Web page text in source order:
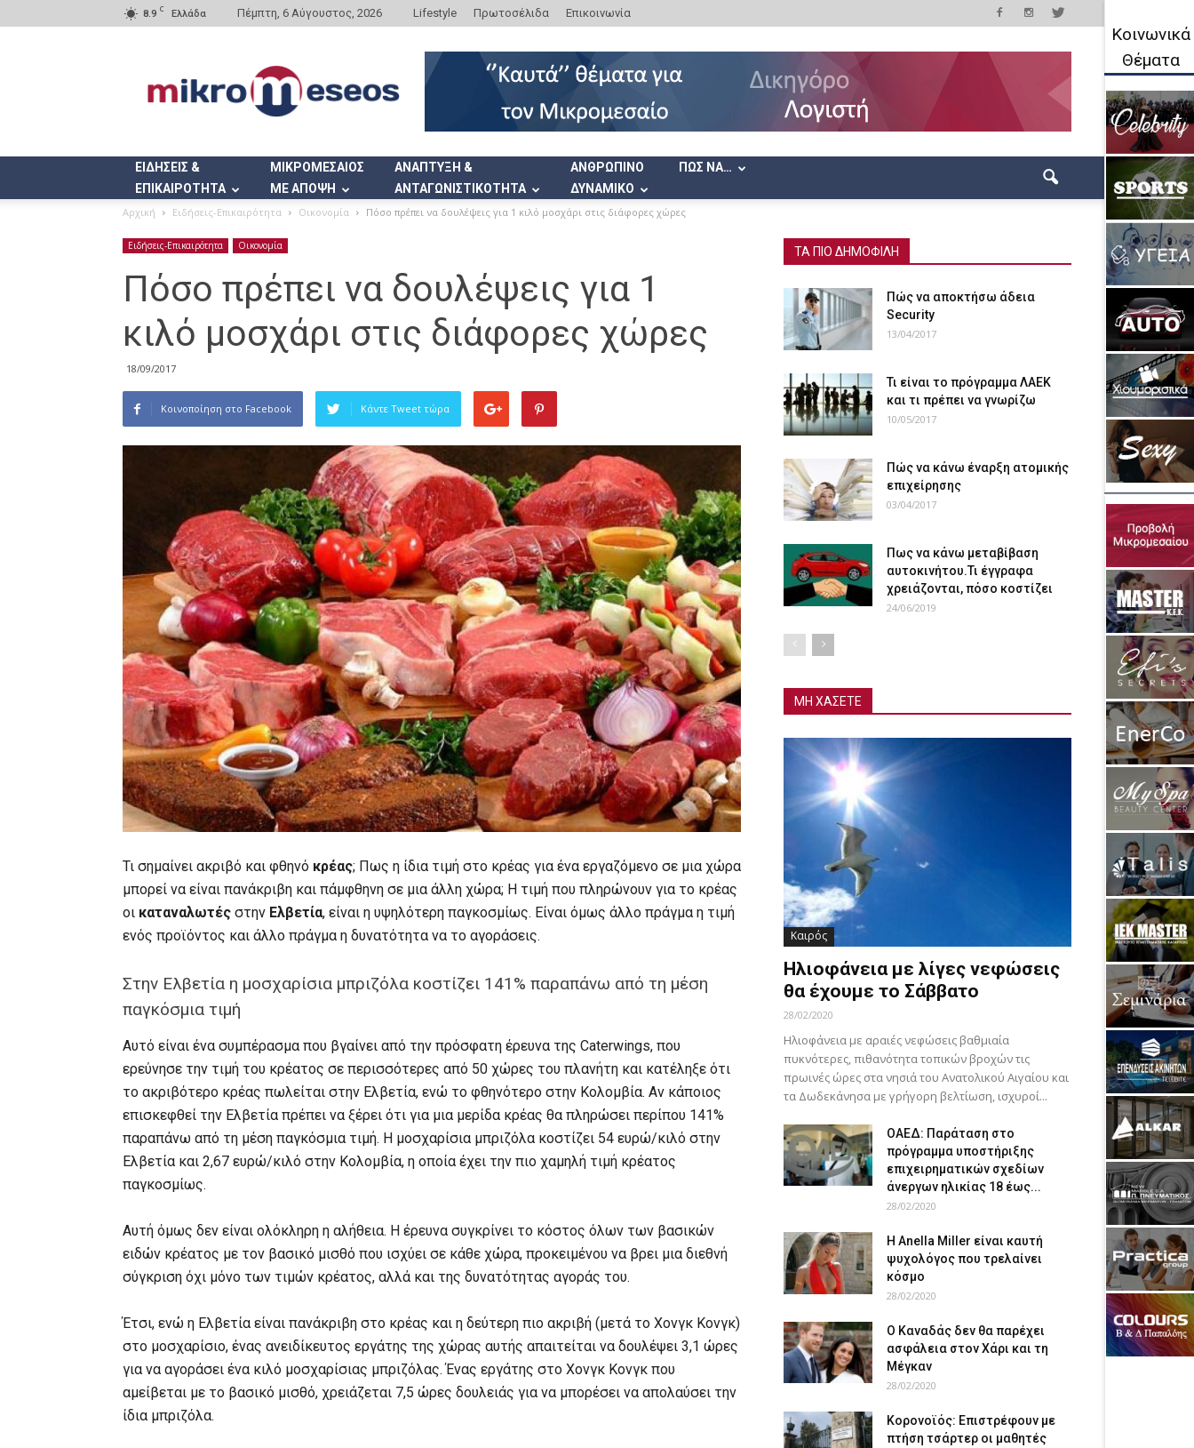
8.9 C Ελλάδα Πέμπτη, 6 Αύγουστος, 2026 Lifestyle Πρωτοσέλιδα Επικοινωνία
ΕΙΔΗΣΕΙΣ &
ΕΠΙΚΑΙΡΟΤΗΤΑ
ΜΙΚΡΟΜΕΣΑΙΟΣ
ΜΕ ΑΠΟΨΗ
ΑΝΑΠΤΥΞΗ &
ΑΝΤΑΓΩΝΙΣΤΙΚΟΤΗΤΑ
ΑΝΘΡΩΠΙΝΟ
ΔΥΝΑΜΙΚΟ
ΠΩΣ ΝΑ…
Αρχική Ειδήσεις-Επικαιρότητα Οικονομία Πόσο πρέπει να δουλέψεις για 1 κιλό μοσχάρι στις διάφορες χώρες
Ειδήσεις-Επικαιρότητα Οικονομία
Πόσο πρέπει να δουλέψεις για 1
κιλό μοσχάρι στις διάφορες χώρες
18/09/2017
Κοινοποίηση στο Facebook Κάντε Tweet τώρα
Τι σημαίνει ακριβό και φθηνό κρέας; Πως η ίδια τιμή στο κρέας για ένα εργαζόμενο σε μια χώρα
μπορεί να είναι πανάκριβη και πάμφθηνη σε μια άλλη χώρα; Η τιμή που πληρώνουν για το κρέας
οι καταναλωτές στην Ελβετία, είναι η υψηλότερη παγκοσμίως. Είναι όμως άλλο πράγμα η τιμή
ενός προϊόντος και άλλο πράγμα η δυνατότητα να το αγοράσεις.
Στην Ελβετία η μοσχαρίσια μπριζόλα κοστίζει 141% παραπάνω από τη μέση
παγκόσμια τιμή
Αυτό είναι ένα συμπέρασμα που βγαίνει από την πρόσφατη έρευνα της Caterwings, που
ερεύνησε την τιμή του κρέατος σε περισσότερες από 50 χώρες του πλανήτη και κατέληξε ότι
το ακριβότερο κρέας πωλείται στην Ελβετία, ενώ το φθηνότερο στην Κολομβία. Αν κάποιος
επισκεφθεί την Ελβετία πρέπει να ξέρει ότι για μια μερίδα κρέας θα πληρώσει περίπου 141%
παραπάνω από τη μέση παγκόσμια τιμή. Η μοσχαρίσια μπριζόλα κοστίζει 54 ευρώ/κιλό στην
Ελβετία και 2,67 ευρώ/κιλό στην Κολομβία, η οποία έχει την πιο χαμηλή τιμή κρέατος
παγκοσμίως.
Αυτή όμως δεν είναι ολόκληρη η αλήθεια. Η έρευνα συγκρίνει το κόστος όλων των βασικών
ειδών κρέατος με τον βασικό μισθό που ισχύει σε κάθε χώρα, προκειμένου να βρει μια διεθνή
σύγκριση όχι μόνο των τιμών κρέατος, αλλά και της δυνατότητας αγοράς του.
Έτσι, ενώ η Ελβετία είναι πανάκριβη στο κρέας και η δεύτερη πιο ακριβή (μετά το Χονγκ Κονγκ)
στο μοσχαρίσιο, ένας ανειδίκευτος εργάτης της χώρας αυτής απαιτείται να δουλέψει 3,1 ώρες
για να αγοράσει ένα κιλό μοσχαρίσιας μπριζόλας. Ένας εργάτης στο Χονγκ Κονγκ που
αμείβεται με το βασικό μισθό, χρειάζεται 7,5 ώρες δουλειάς για να μπορέσει να απολαύσει την
ίδια μπριζόλα.
ΤΑ ΠΙΟ ΔΗΜΟΦΙΛΗ
Πώς να αποκτήσω άδεια
Security
13/04/2017
Τι είναι το πρόγραμμα ΛΑΕΚ
και τι πρέπει να γνωρίζω
10/05/2017
Πώς να κάνω έναρξη ατομικής
επιχείρησης
03/04/2017
Πως να κάνω μεταβίβαση
αυτοκινήτου.Τι έγγραφα
χρειάζονται, πόσο κοστίζει
24/06/2019
ΜΗ ΧΑΣΕΤΕ
Καιρός
Ηλιοφάνεια με λίγες νεφώσεις
θα έχουμε το Σάββατο
28/02/2020
Ηλιοφάνεια με αραιές νεφώσεις βαθμιαία
πυκνότερες, πιθανότητα τοπικών βροχών τις
πρωινές ώρες στα νησιά του Ανατολικού Αιγαίου και
τα Δωδεκάνησα με γρήγορη βελτίωση, ισχυροί...
ΟΑΕΔ: Παράταση στο
πρόγραμμα υποστήριξης
επιχειρηματικών σχεδίων
άνεργων ηλικίας 18 έως...
28/02/2020
Η Anella Miller είναι καυτή
ψυχολόγος που τρελαίνει
κόσμο
28/02/2020
Ο Καναδάς δεν θα παρέχει
ασφάλεια στον Χάρι και τη
Μέγκαν
28/02/2020
Κορονοϊός: Επιστρέφουν με
πτήση τσάρτερ οι μαθητές
Κοινωνικά
Θέματα